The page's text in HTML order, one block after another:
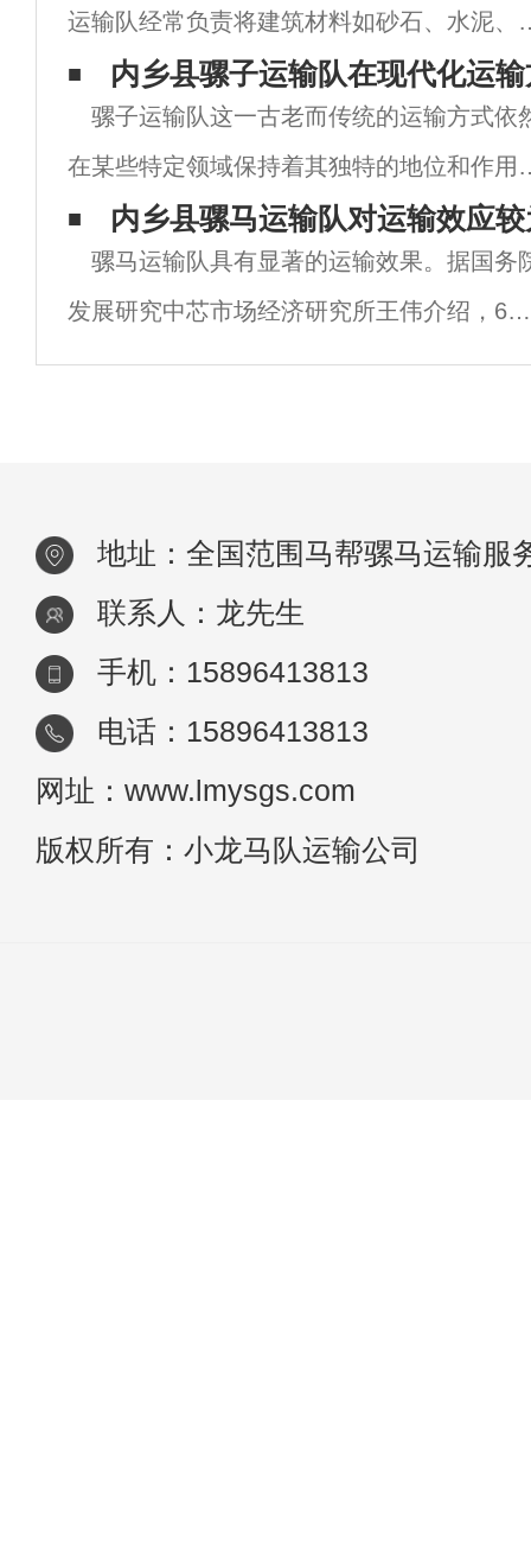
运输队经常负责将建筑材料如砂石、水泥、
头、塔材等运送到工地。这些材料对于建筑
程至关重要，但由于地理位置的限制，传统
辆难以到达，因此马帮运输队成为了不可或
的
内乡县骡子运输队在现代化运
骡子运输队这一古老而传统的运输方式依
在某些特定领域保持着其独特的地位和作用
尽管现代化运输工具如汽车、火车、飞机等
其高效、快速、大容量的特点占据了主导地
位，但骡子运输队在某些特殊环境下的优势
然无
内乡县骡马运输队对运输效应
骡马运输队具有显著的运输效果。据国务
发展研究中芯市场经济研究所王伟介绍，6月
份电子商务推广和节假日效应明显，线下实
地址：全国范围马帮骡马运输服
联系人：龙先生
手机：15896413813
电话：15896413813
网址：www.lmysgs.com
版权所有：小龙马队运输公司